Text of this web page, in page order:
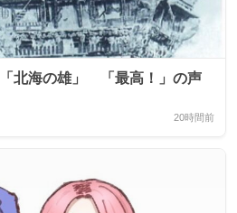
「北海の雄」 「最高！」の声
20時間前